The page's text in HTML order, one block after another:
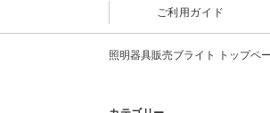
ご利用ガイド
照明器具販売ブライト トップペ